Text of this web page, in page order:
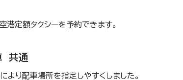
港定額タクシーを予約できます。
共通
より配車場所を指定しやすくしました。